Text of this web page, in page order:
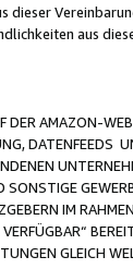
aus
AMAZON-
DATENFEEDS
IM
GLEICH